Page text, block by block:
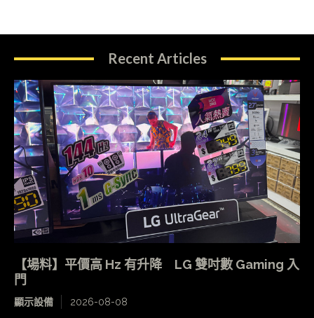
Recent Articles
【場料】平價高 Hz 有升降 LG 雙吋數 Gaming 入
門
顯示設備 2026-08-08